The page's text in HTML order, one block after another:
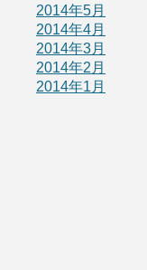
2014年5月
2014年4月
2014年3月
2014年2月
2014年1月